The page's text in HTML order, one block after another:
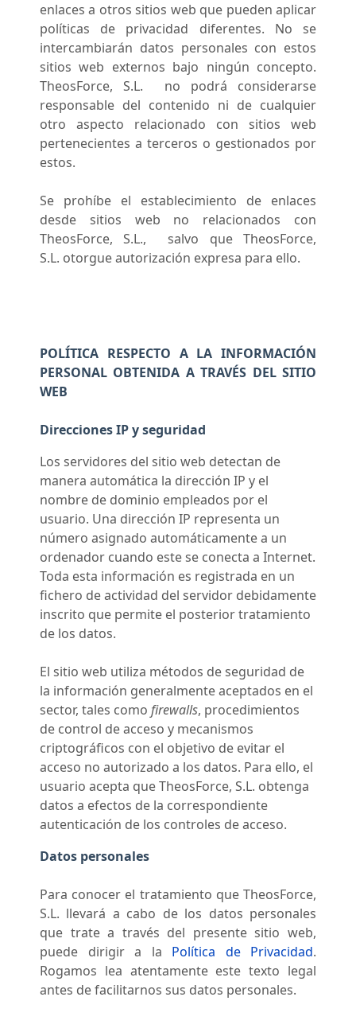
enlaces a otros sitios web que pueden aplicar
políticas de privacidad diferentes. No se
intercambiarán datos personales con estos
sitios web externos bajo ningún concepto.
TheosForce, S.L. no podrá considerarse
responsable del contenido ni de cualquier
otro aspecto relacionado con sitios web
pertenecientes a terceros o gestionados por
estos.
Se prohíbe el establecimiento de enlaces
desde sitios web no relacionados con
TheosForce, S.L., salvo que TheosForce,
S.L. otorgue autorización expresa para ello.
POLÍTICA RESPECTO A LA INFORMACIÓN
PERSONAL OBTENIDA A TRAVÉS DEL SITIO
WEB
Direcciones IP y seguridad
Los servidores del sitio web detectan de
manera automática la dirección IP y el
nombre de dominio empleados por el
usuario. Una dirección IP representa un
número asignado automáticamente a un
ordenador cuando este se conecta a Internet.
Toda esta información es registrada en un
fichero de actividad del servidor debidamente
inscrito que permite el posterior tratamiento
de los datos.
El sitio web utiliza métodos de seguridad de
la información generalmente aceptados en el
sector, tales como firewalls, procedimientos
de control de acceso y mecanismos
criptográficos con el objetivo de evitar el
acceso no autorizado a los datos. Para ello, el
usuario acepta que TheosForce, S.L. obtenga
datos a efectos de la correspondiente
autenticación de los controles de acceso.
Datos personales
Para conocer el tratamiento que TheosForce,
S.L. llevará a cabo de los datos personales
que trate a través del presente sitio web,
puede dirigir a la Política de Privacidad.
Rogamos lea atentamente este texto legal
antes de facilitarnos sus datos personales.